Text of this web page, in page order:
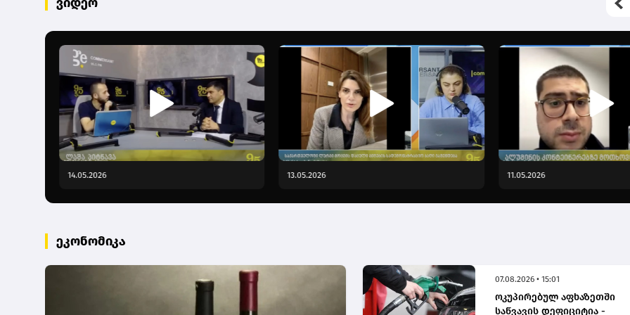
14.05.2026 13.05.2026 11.05.2026
ეკონომიკა
07.08.2026 • 15:01
ოკუპირებულ აფხაზეთში
საწვავის დეფიციტია -